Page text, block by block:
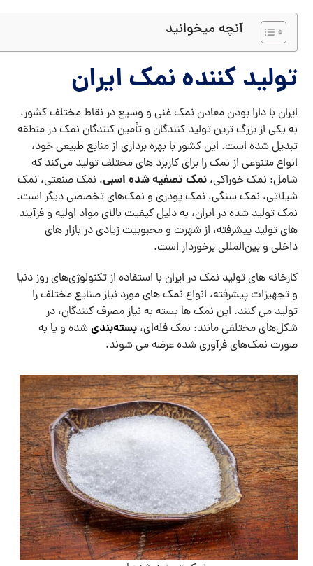
آنچه میخوانید
تولید کننده نمک ایران
ایران با دارا بودن معادن نمک غنی و وسیع در نقاط مختلف کشور،
به یکی از بزرگ ‌ترین تولید کنندگان و تأمین ‌کنندگان نمک در منطقه
تبدیل شده است. این کشور با بهره ‌برداری از منابع طبیعی خود،
انواع متنوعی از نمک را برای کاربرد های مختلف تولید می‌کند که
شامل: نمک خوراکی،نمک تصفیه شده اسبی، نمک صنعتی، نمک
شیلاتی، نمک سنگی، نمک پودری و نمک‌های تخصصی دیگر است.
نمک تولید شده در ایران، به دلیل کیفیت بالای مواد اولیه و فرآیند
های تولید پیشرفته، از شهرت و محبوبیت زیادی در بازار های
داخلی و بین‌المللی برخوردار است.
کارخانه ‌های تولید نمک در ایران با استفاده از تکنولوژی‌های روز دنیا
و تجهیزات پیشرفته، انواع نمک ‌های مورد نیاز صنایع مختلف را
تولید می ‌کنند. این نمک ‌ها بسته به نیاز مصرف ‌کنندگان، در
شکل‌های مختلفی مانند: نمک فله‌ای، بسته‌بندیشده و یا به
صورت نمک‌های فرآوری شده عرضه می ‌شوند.